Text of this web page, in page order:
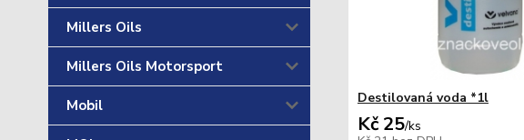
Millers Oils
Millers Oils Motorsport
Mobil Destilovaná voda *1l
Kč 25/ks